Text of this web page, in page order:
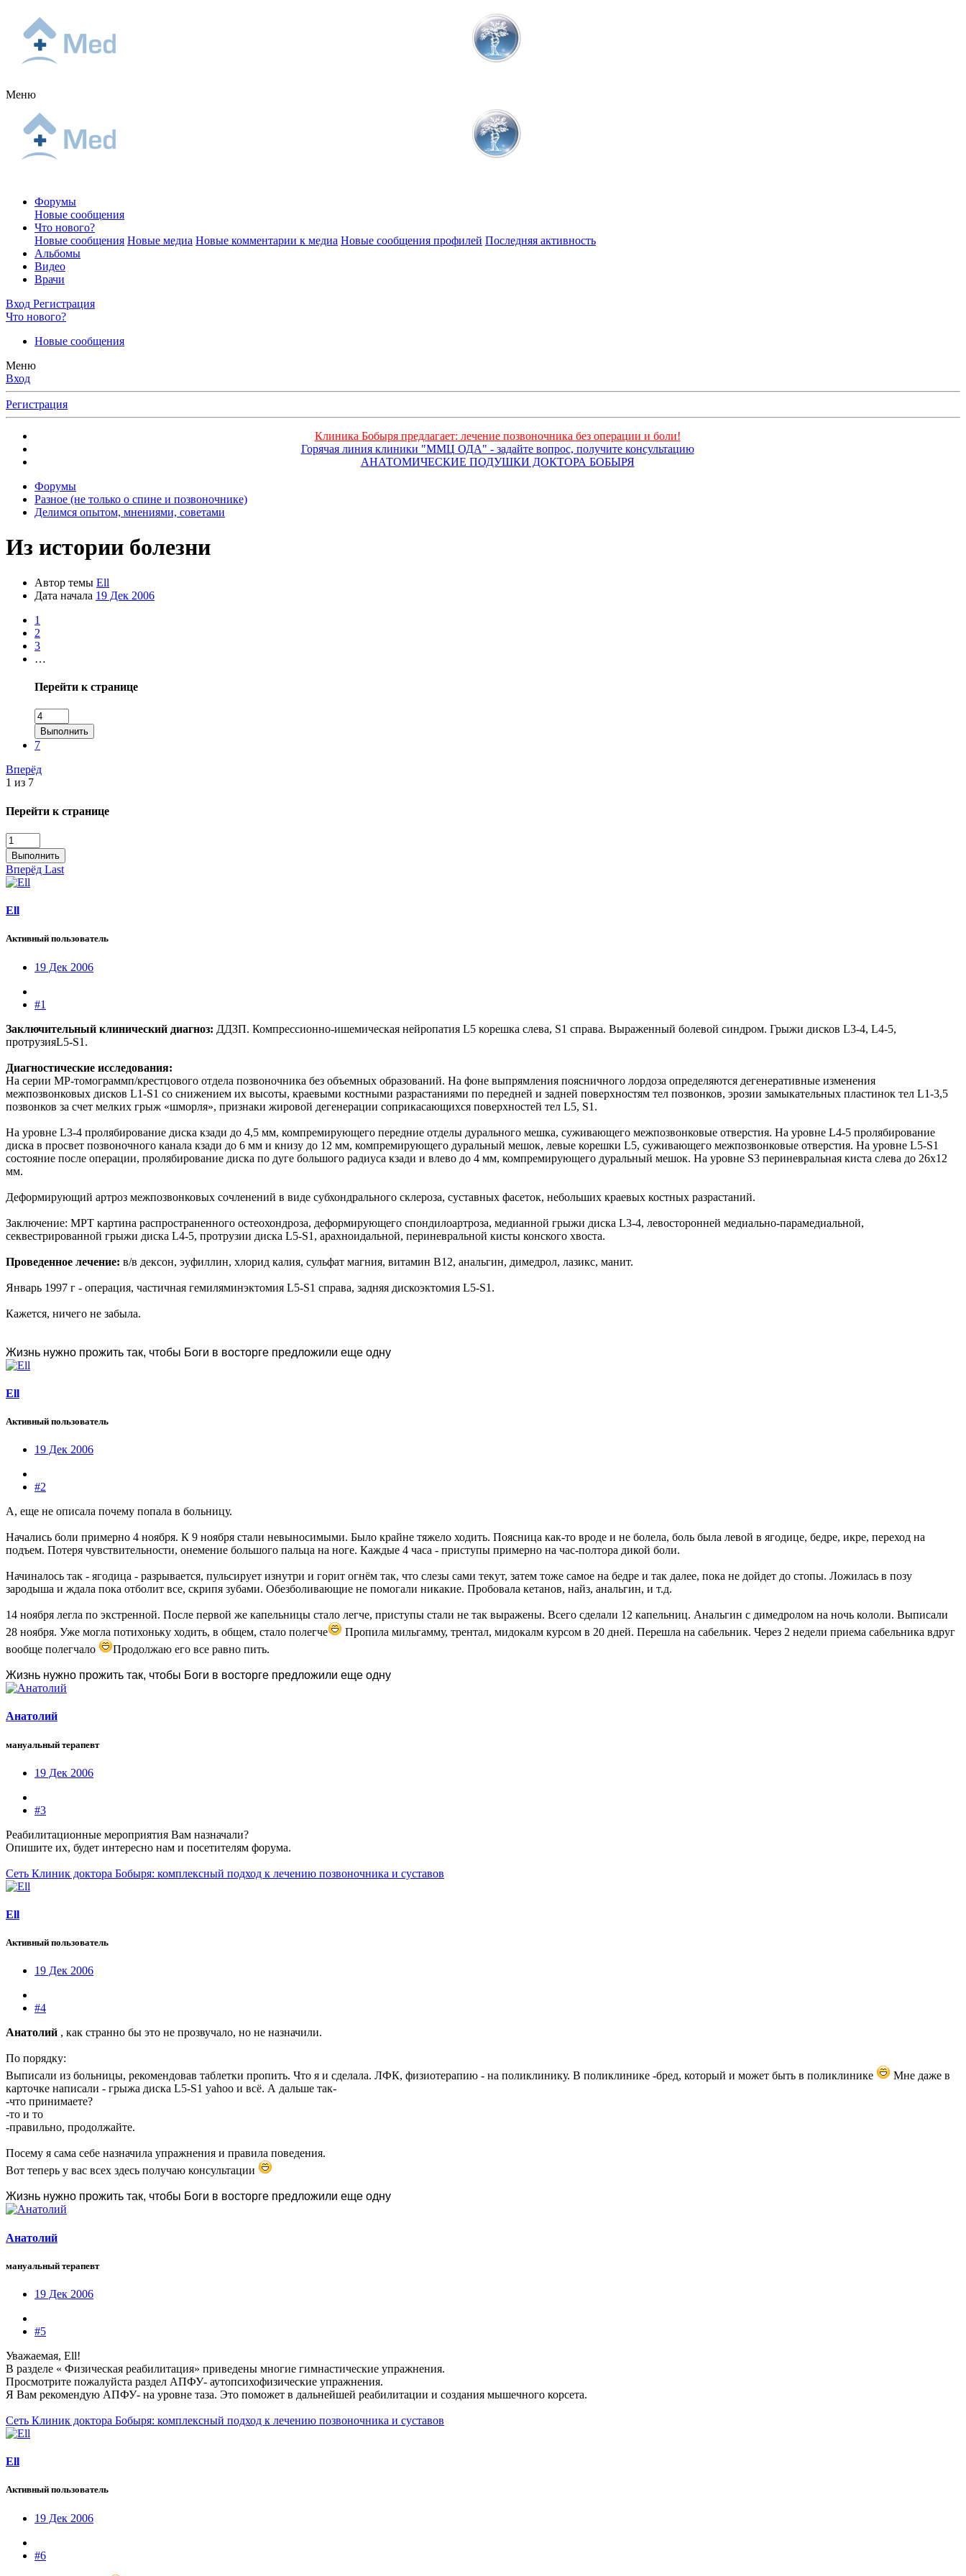
Меню
Форумы
Новые сообщения
Что нового?
Новые сообщения Новые медиа Новые комментарии к медиа Новые сообщения профилей Последняя активность
Альбомы
Видео
Врачи
Вход Регистрация
Что нового?
Новые сообщения
Меню
Вход
Регистрация
Клиника Бобыря предлагает: лечение позвоночника без операции и боли!
Горячая линия клиники "ММЦ ОДА" - задайте вопрос, получите консультацию
АНАТОМИЧЕСКИЕ ПОДУШКИ ДОКТОРА БОБЫРЯ
Форумы
Разное (не только о спине и позвоночнике)
Делимся опытом, мнениями, советами
Из истории болезни
Автор темы Ell
Дата начала 19 Дек 2006
1
2
3
…
Перейти к странице
Выполнить
7
Вперёд
1 из 7
Перейти к странице
Выполнить
Вперёд Last
Ell
Активный пользователь
19 Дек 2006
#1
Заключительный клинический диагноз: ДДЗП. Компрессионно-ишемическая нейропатия L5 корешка слева, S1 справа. Выраженный болевой синдром. Грыжи дисков L3-4, L4-5,
протрузияL5-S1.
Диагностические исследования:
На серии МР-томограммп/крестцового отдела позвоночника без объемных образований. На фоне выпрямления поясничного лордоза определяются дегенеративные изменения
межпозвонковых дисков L1-S1 со снижением их высоты, краевыми костными разрастаниями по передней и задней поверхностям тел позвонков, эрозии замыкательных пластинок тел L1-3,5
позвонков за счет мелких грыж «шморля», признаки жировой дегенерации соприкасающихся поверхностей тел L5, S1.
На уровне L3-4 пролябирование диска кзади до 4,5 мм, компремирующего передние отделы дурального мешка, суживающего межпозвонковые отверстия. На уровне L4-5 пролябирование
диска в просвет позвоночного канала кзади до 6 мм и книзу до 12 мм, компремирующего дуральный мешок, левые корешки L5, суживающего межпозвонковые отверстия. На уровне L5-S1
состояние после операции, пролябирование диска по дуге большого радиуса кзади и влево до 4 мм, компремирующего дуральный мешок. На уровне S3 периневральная киста слева до 26х12
мм.
Деформирующий артроз межпозвонковых сочленений в виде субхондрального склероза, суставных фасеток, небольших краевых костных разрастаний.
Заключение: МРТ картина распространенного остеохондроза, деформирующего спондилоартроза, медианной грыжи диска L3-4, левосторонней медиально-парамедиальной,
секвестрированной грыжи диска L4-5, протрузии диска L5-S1, арахноидальной, периневральной кисты конского хвоста.
Проведенное лечение: в/в дексон, эуфиллин, хлорид калия, сульфат магния, витамин В12, анальгин, димедрол, лазикс, манит.
Январь 1997 г - операция, частичная гемиляминэктомия L5-S1 справа, задняя дискоэктомия L5-S1.
Кажется, ничего не забыла.
Жизнь нужно прожить так, чтобы Боги в восторге предложили еще одну
Ell
Активный пользователь
19 Дек 2006
#2
А, еще не описала почему попала в больницу.
Начались боли примерно 4 ноября. К 9 ноября стали невыносимыми. Было крайне тяжело ходить. Поясница как-то вроде и не болела, боль была левой в ягодице, бедре, икре, переход на
подъем. Потеря чувствительности, онемение большого пальца на ноге. Каждые 4 часа - приступы примерно на час-полтора дикой боли.
Начиналось так - ягодица - разрывается, пульсирует изнутри и горит огнём так, что слезы сами текут, затем тоже самое на бедре и так далее, пока не дойдет до стопы. Ложилась в позу
зародыша и ждала пока отболит все, скрипя зубами. Обезболивающие не помогали никакие. Пробовала кетанов, найз, анальгин, и т.д.
14 ноября легла по экстренной. После первой же капельницы стало легче, приступы стали не так выражены. Всего сделали 12 капельниц. Анальгин с димедролом на ночь кололи. Выписали
28 ноября. Уже могла потихоньку ходить, в общем, стало полегче
Пропила мильгамму, трентал, мидокалм курсом в 20 дней. Перешла на сабельник. Через 2 недели приема сабельника вдруг
вообще полегчало
Продолжаю его все равно пить.
Жизнь нужно прожить так, чтобы Боги в восторге предложили еще одну
Анатолий
мануальный терапевт
19 Дек 2006
#3
Реабилитационные мероприятия Вам назначали?
Опишите их, будет интересно нам и посетителям форума.
Сеть Клиник доктора Бобыря: комплексный подход к лечению позвоночника и суставов
Ell
Активный пользователь
19 Дек 2006
#4
Анатолий , как странно бы это не прозвучало, но не назначили.
По порядку:
Выписали из больницы, рекомендовав таблетки пропить. Что я и сделала. ЛФК, физиотерапию - на поликлинику. В поликлинике -бред, который и может быть в поликлинике
Мне даже в
карточке написали - грыжа диска L5-S1 yahoo и всё. А дальше так-
-что принимаете?
-то и то
-правильно, продолжайте.
Посему я сама себе назначила упражнения и правила поведения.
Вот теперь у вас всех здесь получаю консультации
Жизнь нужно прожить так, чтобы Боги в восторге предложили еще одну
Анатолий
мануальный терапевт
19 Дек 2006
#5
Уважаемая, Ell!
В разделе « Физическая реабилитация» приведены многие гимнастические упражнения.
Просмотрите пожалуйста раздел АПФУ- аутопсихофизические упражнения.
Я Вам рекомендую АПФУ- на уровне таза. Это поможет в дальнейшей реабилитации и создания мышечного корсета.
Сеть Клиник доктора Бобыря: комплексный подход к лечению позвоночника и суставов
Ell
Активный пользователь
19 Дек 2006
#6